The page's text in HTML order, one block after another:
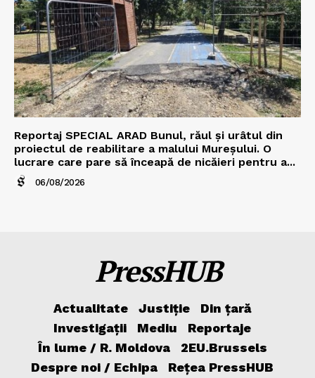
Reportaj SPECIAL ARAD Bunul, răul și urâtul din
proiectul de reabilitare a malului Mureșului. O
lucrare care pare să înceapă de nicăieri pentru a...
06/08/2026
PressHUB
Actualitate Justiție
Din țară
Investigații
Mediu
Reportaje
În lume / R. Moldova
2EU.Brussels
Despre noi / Echipa
Rețea PressHUB